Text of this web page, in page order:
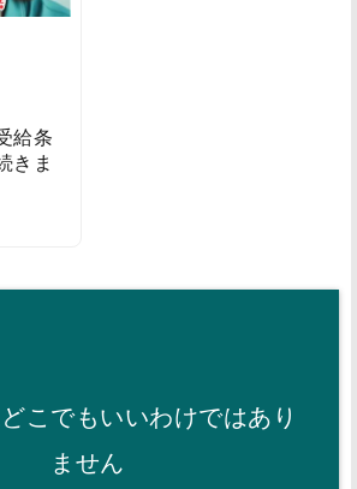
給条
きま
こでもいいわけではあり
ません